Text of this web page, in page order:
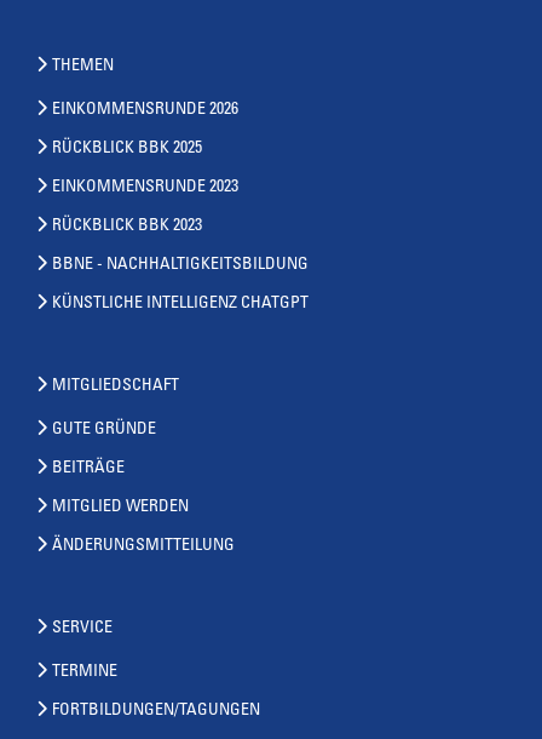
THEMEN
EINKOMMENSRUNDE 2026
RÜCKBLICK BBK 2025
EINKOMMENSRUNDE 2023
RÜCKBLICK BBK 2023
BBNE - NACHHALTIGKEITSBILDUNG
KÜNSTLICHE INTELLIGENZ CHATGPT
MITGLIEDSCHAFT
GUTE GRÜNDE
BEITRÄGE
MITGLIED WERDEN
ÄNDERUNGSMITTEILUNG
SERVICE
TERMINE
FORTBILDUNGEN/TAGUNGEN